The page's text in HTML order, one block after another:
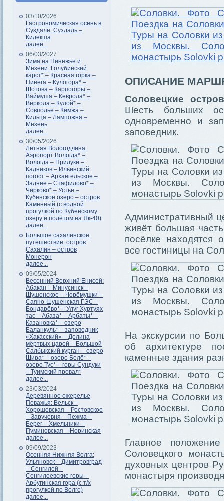
03/10/2026
Гастрономическая осень в
Суздале: Суздаль –
Кидекша
далее...
06/03/2027
Зима на Пинежье и
Мезени: Голубинский
карст* – Красная горка –
Пинега – Кулогора* –
Шотова – Карпогоры –
Ваймуша – Кеврола* –
Веркола – Кулой* –
Совполье – Кимжа –
Кильца – Лампожня –
Мезень
далее...
30/05/2026
Летняя Вологодчина:
Аэропорт Вологда* –
Вологда – Прилуки –
Кадников – Ильинский
погост – Архангельское –
Заднее – Стафилово* –
Чирково* – Устье –
Кубенское озеро – остров
Каменный (с водной
прогулкой по Кубенскому
озеру и полётом на Як-40)
далее...
Большое сахалинское
путешествие: остров
Сахалин – остров
Монерон
далее...
09/05/2024
Весенний Верхний Енисей:
Абакан – Минусинск –
Шушенское – Черёмушки –
Саяно-Шушенская ГЭС –
Бондарёво* – Улуг Хуртуях
тас – Абаза* – Арбаты* –
Казановка* – озеро
Баланкуль* – заповедник
«Хакасский» – Долина
мёртвых царей – Большой
Салбыкский курган – озеро
Шира* – озеро Белё* –
озеро Тус* – горы Сундуки
– Туимский провал*
далее...
23/03/2024
Деревянное ожерелье
Поважья: Вельск –
Хорошевская – Ростовское
– Заручевня – Пежма –
Берег – Хмельники –
Пуминовская – Норинская
далее...
09/09/2023
Осенняя Нижняя Волга:
Ульяновск – Димитровград
– Сенгилей –
Сенгилеевские горы –
Арбугинская гора (с т/х
прогулкой по Волге)
далее...
ОПИСАНИЕ
Соловецкие
Шесть больших
одновременно и
заповедник.
Административный
живёт большая
посёлке находятся
все гостиницы на
На экскурсии по
об архитектуре
каменные здания
Главное
Соловецкого
духовных центров
монастыря